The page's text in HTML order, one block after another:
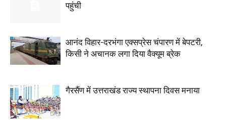
पहुंची
आनंद विहार-दरभंगा एक्सप्रेस चंपारण में बेपटरी,
किसी ने अचानक लगा दिया वैक्यूम ब्रेक
गैरसैंण में उत्तराखंड राज्य स्थापना दिवस मनाया